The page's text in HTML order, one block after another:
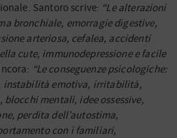
Santoro scrive: “Le alterazioni
bronchiale, emorragie digestive,
arteriosa, cefalea, accidenti
cute, immunodepressione e facile
“Le conseguenze psicologiche:
instabilità emotiva, irritabilità,
mentali, idee ossessive,
perdita dell’autostima,
con i familiari,